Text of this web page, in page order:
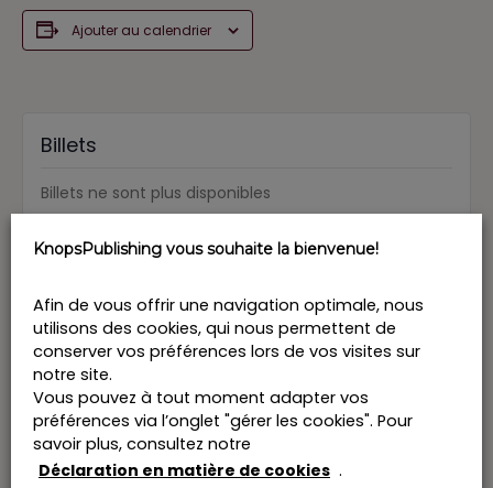
Ajouter au calendrier
Billets
Billets ne sont plus disponibles
DÉTAILS
Date :
27 novembre 2025
Heure :
12:30-18:30
Prix :
€416,24
ORATEUR
Jean-Louis Van Boxstael
KnopsPublishing vous souhaite la bienvenue!
Afin de vous offrir une navigation optimale, nous
utilisons des cookies, qui nous permettent de
conserver vos préférences lors de vos visites sur
notre site.
Vous pouvez à tout moment adapter vos
préférences via l’onglet "gérer les cookies". Pour
savoir plus, consultez notre
Déclaration en matière de cookies .